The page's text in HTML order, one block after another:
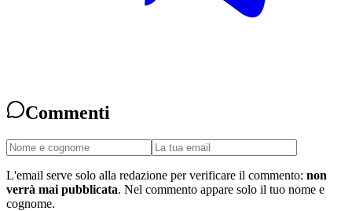
Commenti
L'email serve solo alla redazione per verificare il commento: non
verrà mai pubblicata. Nel commento appare solo il tuo nome e
cognome.